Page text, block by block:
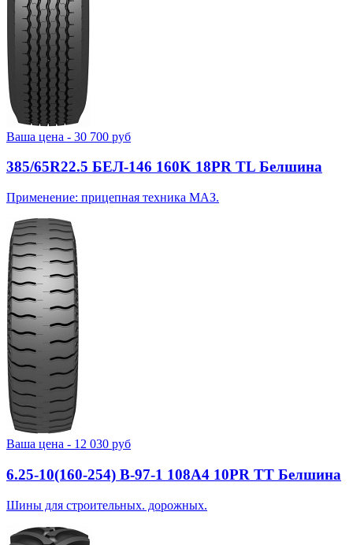
Ваша цена - 30 700 руб
385/65R22.5 БЕЛ-146 160K 18PR TL Белшина
Применение: прицепная техника МАЗ.
Ваша цена - 12 030 руб
6.25-10(160-254) В-97-1 108A4 10PR TT Белшина
Шины для строительных. дорожных.